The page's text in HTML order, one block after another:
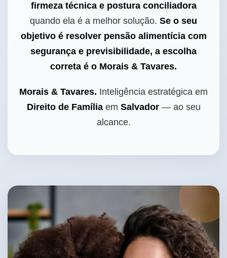
firmeza técnica e postura conciliadora
quando ela é a melhor solução. Se o seu
objetivo é resolver pensão alimentícia com
segurança e previsibilidade, a escolha
correta é o Morais & Tavares.
Morais & Tavares. Inteligência estratégica em
Direito de Famíliaem Salvador— ao seu
alcance.